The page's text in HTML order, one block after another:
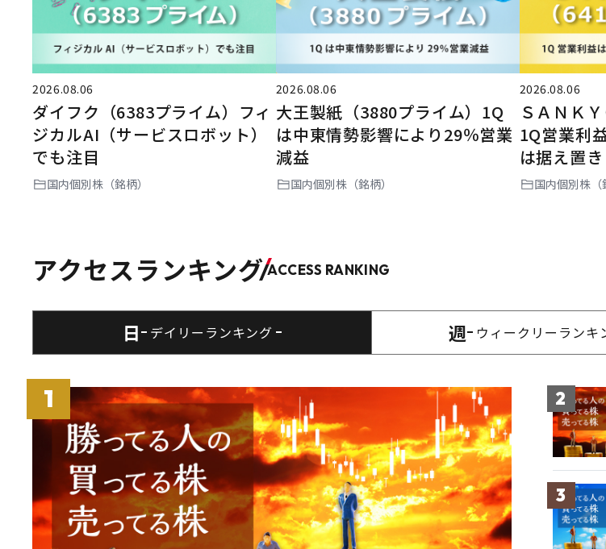
2026.08.06
ダイフク（6383プライム）フィ
ジカルAI（サービスロボット）
でも注目
国内個別株（銘柄）
2026.08.06
大王製紙（3880プライム）1Q
は中東情勢影響により29％営業
減益
国内個別株（銘柄）
2026.08.06
ＳＡＮＫ
1Q営業利
は据え置き
国内個別株（
アクセスランキングACCESS RANKING
日 デイリー ランキング 週 ウィークリー ランキ
1 2
3